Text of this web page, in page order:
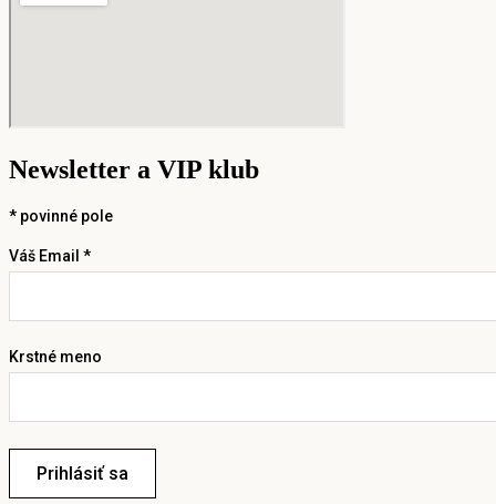
Newsletter a VIP klub
* povinné pole
Váš Email *
Krstné meno
Prihlásiť sa